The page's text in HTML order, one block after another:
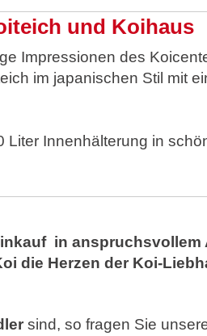
und Koihaus
Impressionen des
im japanischen Stil mit
Liter Innenhälterung in
in anspruchsvollem
die Herzen der Koi-
sind, so fragen Sie